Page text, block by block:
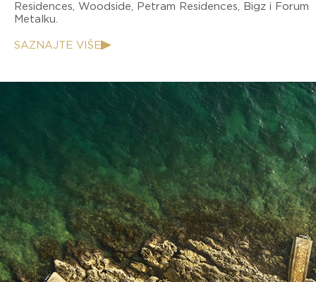
Residences, Woodside, Petram Residences, Bigz i Forum
Metalku.
SAZNAJTE VIŠE